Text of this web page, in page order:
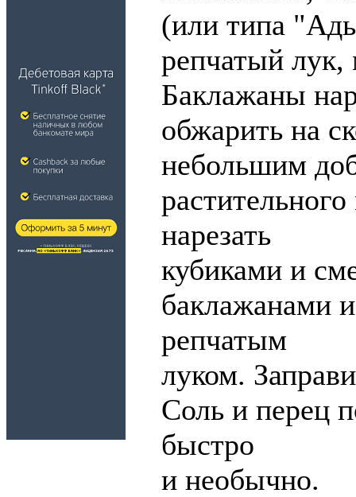
(или типа
репчатый лук,
Баклажаны
обжарить на
небольшим
нарезать
кубиками и
баклажанами
репчатым
луком.
Соль и перец
быстро
и необычно.